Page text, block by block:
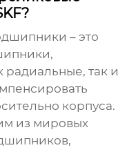
– это
так и
корпуса.
из мировых